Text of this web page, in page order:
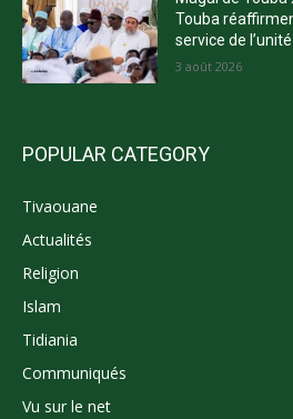
Touba
service de
3 août 2026
POPULAR CATEGORY
Tivaouane
Actualités
Religion
Islam
Tidiania
Communiqués
Vu sur le net